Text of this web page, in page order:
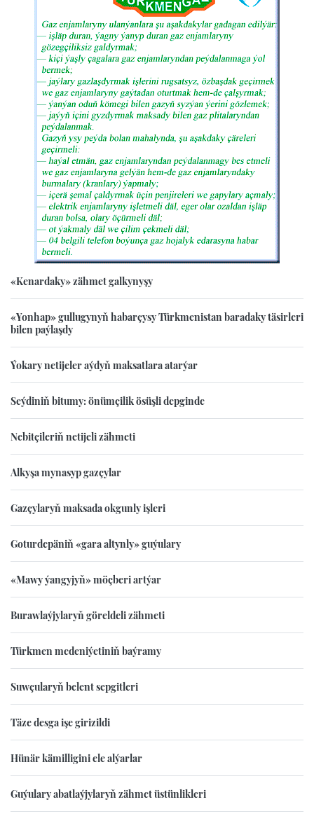
«Kenardaky» zähmet galkynyşy
«Yonhap» gullugynyň habarçysy Türkmenistan baradaky täsirleri
bilen paýlaşdy
Ýokary netijeler aýdyň maksatlara atarýar
Seýdiniň bitumy: önümçilik ösüşli depginde
Nebitçileriň netijeli zähmeti
Alkyşa mynasyp gazçylar
Gazçylaryň maksada okgunly işleri
Goturdepäniň «gara altynly» guýulary
«Mawy ýangyjyň» möçberi artýar
Burawlaýjylaryň göreldeli zähmeti
Türkmen medeniýetiniň baýramy
Suwçularyň belent sepgitleri
Täze desga işe girizildi
Hünär kämilligini ele alýarlar
Guýulary abatlaýjylaryň zähmet üstünlikleri